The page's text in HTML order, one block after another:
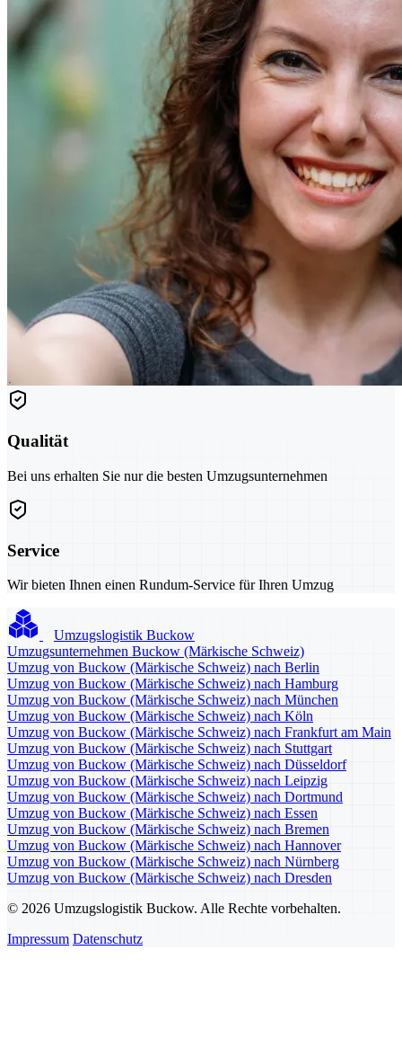
Qualität
Bei uns erhalten Sie nur die besten Umzugsunternehmen
Service
Wir bieten Ihnen einen Rundum-Service für Ihren Umzug
Umzugslogistik Buckow
Umzugsunternehmen Buckow (Märkische Schweiz)
Umzug von Buckow (Märkische Schweiz) nach Berlin
Umzug von Buckow (Märkische Schweiz) nach Hamburg
Umzug von Buckow (Märkische Schweiz) nach München
Umzug von Buckow (Märkische Schweiz) nach Köln
Umzug von Buckow (Märkische Schweiz) nach Frankfurt am Main
Umzug von Buckow (Märkische Schweiz) nach Stuttgart
Umzug von Buckow (Märkische Schweiz) nach Düsseldorf
Umzug von Buckow (Märkische Schweiz) nach Leipzig
Umzug von Buckow (Märkische Schweiz) nach Dortmund
Umzug von Buckow (Märkische Schweiz) nach Essen
Umzug von Buckow (Märkische Schweiz) nach Bremen
Umzug von Buckow (Märkische Schweiz) nach Hannover
Umzug von Buckow (Märkische Schweiz) nach Nürnberg
Umzug von Buckow (Märkische Schweiz) nach Dresden
© 2026 Umzugslogistik Buckow. Alle Rechte vorbehalten.
Impressum Datenschutz